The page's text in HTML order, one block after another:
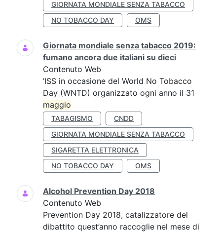
GIORNATA MONDIALE SENZA TABACCO
NO TOBACCO DAY
OMS
Giornata mondiale senza tabacco 2019:
fumano ancora due italiani su dieci
Contenuto Web
’ISS in occasione del World No Tobacco
Day (WNTD) organizzato ogni anno il 31
maggio
TABAGISMO
CNDD
GIORNATA MONDIALE SENZA TABACCO
SIGARETTA ELETTRONICA
NO TOBACCO DAY
OMS
Alcohol Prevention Day 2018
Contenuto Web
Prevention Day 2018, catalizzatore del
dibattito quest’anno raccoglie nel mese di